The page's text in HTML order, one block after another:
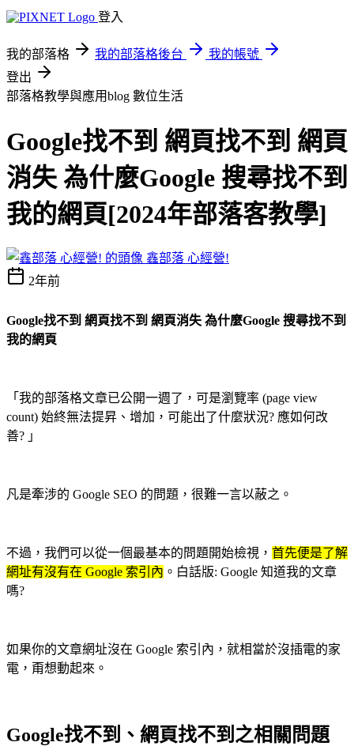
登入
我的部落格 我的部落格後台
我的帳號
登出
部落格教學與應用blog 數位生活
Google找不到 網頁找不到 網頁
消失 為什麼Google 搜尋找不到
我的網頁[2024年部落客教學]
鑫部落 心經營!
2年前
Google找不到 網頁找不到 網頁消失 為什麼Google 搜尋找不到
我的網頁
「我的部落格文章已公開一週了，可是瀏覽率 (page view
count) 始終無法提昇、增加，可能出了什麼狀況? 應如何改
善? 」
凡是牽涉的 Google SEO 的問題，很難一言以蔽之。
不過，我們可以從一個最基本的問題開始檢視， 首先便是了解
網址有沒有在 Google 索引內 。白話版: Google 知道我的文章
嗎?
如果你的文章網址沒在 Google 索引內，就相當於沒插電的家
電，甭想動起來。
Google找不到、網頁找不到之相關問題